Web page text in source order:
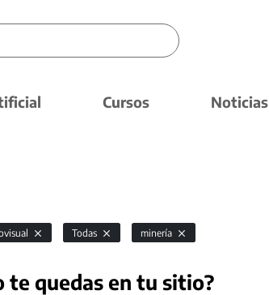
Cursos Noticias
Todas minería
te quedas en tu sitio?